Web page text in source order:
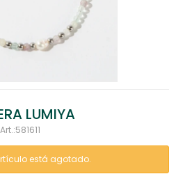
LUMIYA
581611
está agotado.